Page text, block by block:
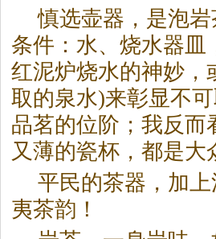
慎选壶器，是泡岩
条件：水、烧水器皿
红泥炉烧水的神妙，
取的泉水)来彰显不
品茗的位阶；我反而
又薄的瓷杯，都是
平民的茶器，加
夷茶韵！